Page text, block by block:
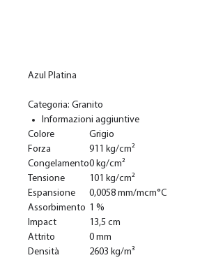
Azul Platina
Categoria: Granito
Informazioni aggiuntive
Colore
Grigio
Forza
911 kg/cm²
Congelamento0 kg/cm²
Tensione
101 kg/cm²
Espansione
0,0058 mm/mcm°C
Assorbimento 1 %
Impact
13,5 cm
Attrito
0 mm
Densità
2603 kg/m³